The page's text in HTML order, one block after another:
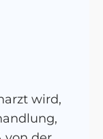
wird,